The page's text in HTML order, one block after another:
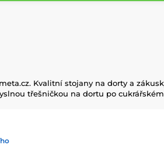
Kvalitní stojany na dorty a
třešničkou na dortu po